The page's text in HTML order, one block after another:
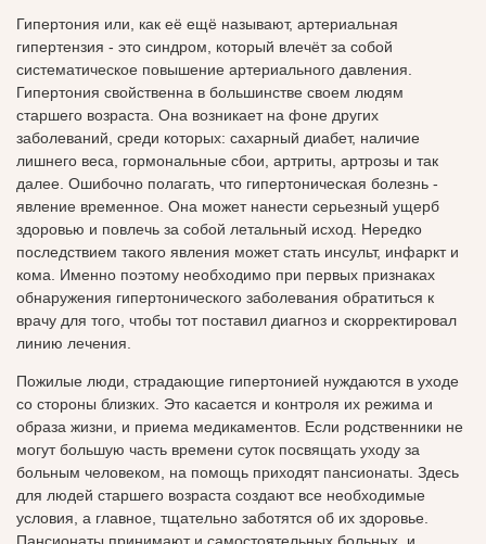
Гипертония или, как её ещё называют, артериальная
гипертензия - это синдром, который влечёт за собой
систематическое повышение артериального давления.
Гипертония свойственна в большинстве своем людям
старшего возраста. Она возникает на фоне других
заболеваний, среди которых: сахарный диабет, наличие
лишнего веса, гормональные сбои, артриты, артрозы и так
далее. Ошибочно полагать, что гипертоническая болезнь -
явление временное. Она может нанести серьезный ущерб
здоровью и повлечь за собой летальный исход. Нередко
последствием такого явления может стать инсульт, инфаркт и
кома. Именно поэтому необходимо при первых признаках
обнаружения гипертонического заболевания обратиться к
врачу для того, чтобы тот поставил диагноз и скорректировал
линию лечения.
Пожилые люди, страдающие гипертонией нуждаются в уходе
со стороны близких. Это касается и контроля их режима и
образа жизни, и приема медикаментов. Если родственники не
могут большую часть времени суток посвящать уходу за
больным человеком, на помощь приходят пансионаты. Здесь
для людей старшего возраста создают все необходимые
условия, а главное, тщательно заботятся об их здоровье.